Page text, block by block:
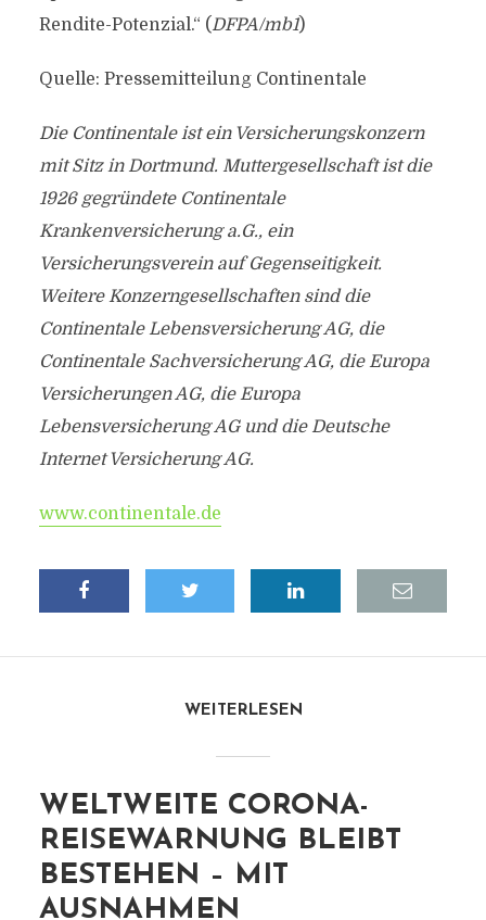
Rendite-Potenzial.“ (DFPA/mb1)
Quelle: Pressemitteilung Continentale
Die Continentale ist ein Versicherungskonzern
mit Sitz in Dortmund. Muttergesellschaft ist die
1926 gegründete Continentale
Krankenversicherung a.G., ein
Versicherungsverein auf Gegenseitigkeit.
Weitere Konzerngesellschaften sind die
Continentale Lebensversicherung AG, die
Continentale Sachversicherung AG, die Europa
Versicherungen AG, die Europa
Lebensversicherung AG und die Deutsche
Internet Versicherung AG.
www.continentale.de
WEITERLESEN
WELTWEITE CORONA-
REISEWARNUNG BLEIBT
BESTEHEN – MIT
AUSNAHMEN